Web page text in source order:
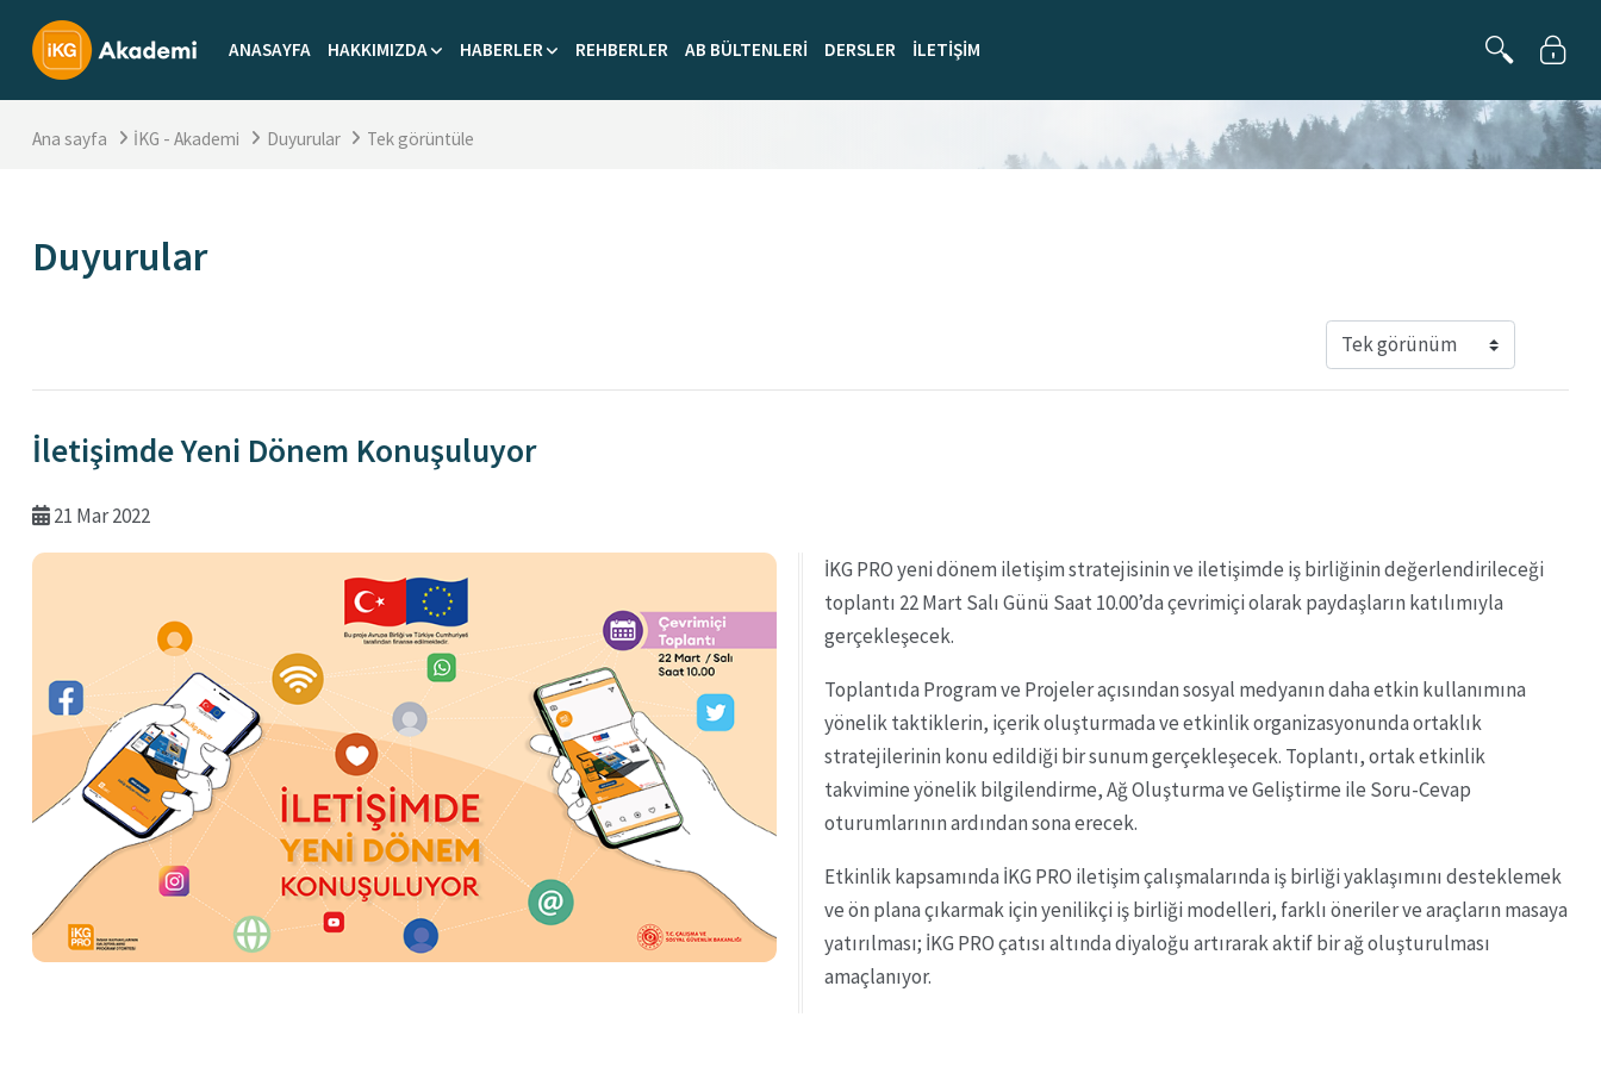
Ana içeriğe git
ANASAYFA HAKKIMIZDA HABERLER REHBERLER AB BÜLTENLERİ DERSLER İLETİŞİM
Ana sayfa İKG - Akademi Duyurular Tek görüntüle
Duyurular
Görüntüleme modu üçüncül
İletişimde Yeni Dönem Konuşuluyor
21 Mar 2022
İKG PRO yeni dönem iletişim stratejisinin ve iletişimde iş birliğinin değerlendirileceği
toplantı 22 Mart Salı Günü Saat 10.00’da çevrimiçi olarak paydaşların katılımıyla
gerçekleşecek.
Toplantıda Program ve Projeler açısından sosyal medyanın daha etkin kullanımına
yönelik taktiklerin, içerik oluşturmada ve etkinlik organizasyonunda ortaklık
stratejilerinin konu edildiği bir sunum gerçekleşecek. Toplantı, ortak etkinlik
takvimine yönelik bilgilendirme, Ağ Oluşturma ve Geliştirme ile Soru-Cevap
oturumlarının ardından sona erecek.
Etkinlik kapsamında İKG PRO iletişim çalışmalarında iş birliği yaklaşımını desteklemek
ve ön plana çıkarmak için yenilikçi iş birliği modelleri, farklı öneriler ve araçların masaya
yatırılması; İKG PRO çatısı altında diyaloğu artırarak aktif bir ağ oluşturulması
amaçlanıyor.